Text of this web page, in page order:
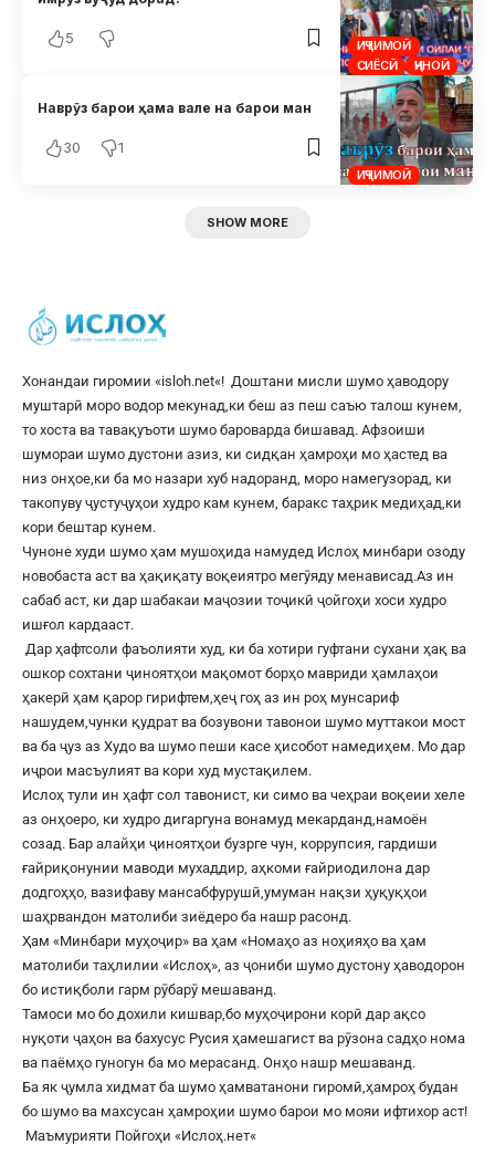
ИҶТИМОӢ
СИЁСӢ
ҶИНОӢ
5
ИҶТИМОӢ
Наврӯз барои ҳама вале на барои ман
30 1
SHOW MORE
Хонандаи гиромии «isloh.net«! Доштани мисли шумо ҳаводору
муштарӣ моро водор мекунад,ки беш аз пеш саъю талош кунем,
то хоста ва тавақуъоти шумо бароварда бишавад. Афзоиши
шумораи шумо дустони азиз, ки сидқан ҳамроҳи мо ҳастед ва
низ онҳое,ки ба мо назари хуб надоранд, моро намегузорад, ки
такопуву ҷустуҷуҳои худро кам кунем, баракс таҳрик медиҳад,ки
кори бештар кунем.
Чуноне худи шумо ҳам мушоҳида намудед Ислоҳ минбари озоду
новобаста аст ва ҳақиқату воқеиятро мегӯяду менависад.Аз ин
сабаб аст, ки дар шабакаи маҷозии тоҷикӣ ҷойгоҳи хоси худро
ишғол кардааст.
Дар ҳафтсоли фаъолияти худ, ки ба хотири гуфтани сухани ҳақ ва
ошкор сохтани ҷиноятҳои мақомот борҳо мавриди ҳамлаҳои
ҳакерӣ ҳам қарор гирифтем,ҳеҷ гоҳ аз ин роҳ мунсариф
нашудем,чунки қудрат ва бозувони тавонои шумо муттакои мост
ва ба ҷуз аз Худо ва шумо пеши касе ҳисобот намедиҳем. Мо дар
иҷрои масъулият ва кори худ мустақилем.
Ислоҳ тули ин ҳафт сол тавонист, ки симо ва чеҳраи воқеии хеле
аз онҳоеро, ки худро дигаргуна вонамуд мекарданд,намоён
созад. Бар алайҳи ҷиноятҳои бузрге чун, коррупсия, гардиши
ғайриқонунии маводи мухаддир, аҳкоми ғайриодилона дар
додгоҳҳо, вазифаву мансабфурушӣ,умуман нақзи ҳуқуқҳои
шаҳрвандон матолиби зиёдеро ба нашр расонд.
Ҳам «Минбари муҳоҷир» ва ҳам «Номаҳо аз ноҳияҳо ва ҳам
матолиби таҳлилии «Ислоҳ», аз ҷониби шумо дустону ҳаводорон
бо истиқболи гарм рӯбарӯ мешаванд.
Тамоси мо бо дохили кишвар,бо муҳоҷирони корӣ дар ақсо
нуқоти ҷаҳон ва бахусус Русия ҳамешагист ва рӯзона садҳо нома
ва паёмҳо гуногун ба мо мерасанд. Онҳо нашр мешаванд.
Ба як ҷумла хидмат ба шумо ҳамватанони гиромӣ,ҳамроҳ будан
бо шумо ва махсусан ҳамроҳии шумо барои мо мояи ифтихор аст!
Маъмурияти Пойгоҳи «Ислоҳ.нет«